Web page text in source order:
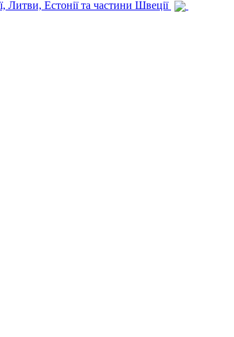
Литви, Естонії та частини Швеції